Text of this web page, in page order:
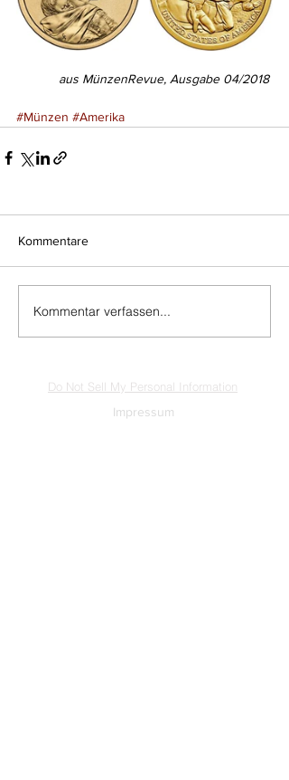
aus MünzenRevue, Ausgabe 04/2018
#Münzen #Amerika
Kommentare
Kommentar verfassen...
Do Not Sell My Personal Information
Impressum